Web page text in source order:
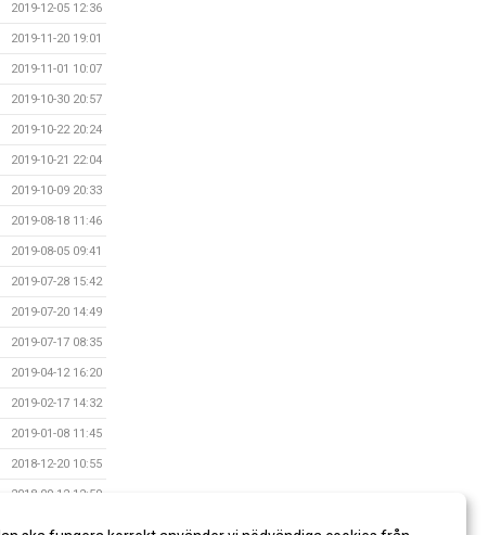
2019-12-05 12:36
2019-11-20 19:01
2019-11-01 10:07
2019-10-30 20:57
2019-10-22 20:24
2019-10-21 22:04
2019-10-09 20:33
2019-08-18 11:46
2019-08-05 09:41
2019-07-28 15:42
2019-07-20 14:49
2019-07-17 08:35
2019-04-12 16:20
2019-02-17 14:32
2019-01-08 11:45
2018-12-20 10:55
2018-09-12 12:59